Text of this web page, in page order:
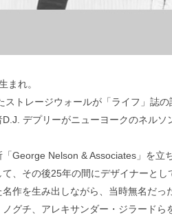
まれ。
トレージウォールが「ライフ」誌
デプリーがニューヨークのネルソ
George Nelson & Associates」を立
、その後25年の間にデザイナーとし
作を生み出しながら、当時無名だっ
グチ、アレキサンダー・ジラードら